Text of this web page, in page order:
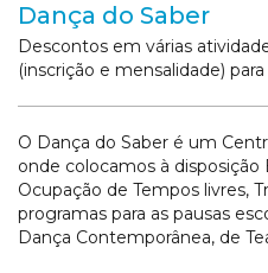
Dança do Saber
Descontos em várias
(inscrição e mensalidade)
O Dança do Saber é um
onde colocamos à disposição
Ocupação de Tempos livres,
programas para as pausas
Dança Contemporânea, de